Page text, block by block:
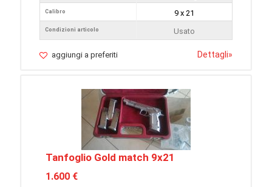
Calibro
Condizioni articolo
9 x 21
Usato
aggiungi a preferiti Dettagli»
Tanfoglio Gold match 9x21
1.600 €